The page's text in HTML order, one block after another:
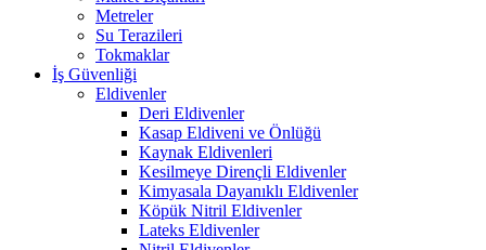
Metreler
Su Terazileri
Tokmaklar
İş Güvenliği
Eldivenler
Deri Eldivenler
Kasap Eldiveni ve Önlüğü
Kaynak Eldivenleri
Kesilmeye Dirençli Eldivenler
Kimyasala Dayanıklı Eldivenler
Köpük Nitril Eldivenler
Lateks Eldivenler